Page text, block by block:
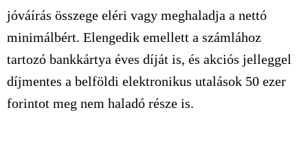
jóváírás összege eléri vagy meghaladja a nettó
minimálbért. Elengedik emellett a számlához
tartozó bankkártya éves díját is, és akciós jelleggel
díjmentes a belföldi elektronikus utalások 50 ezer
forintot meg nem haladó része is.